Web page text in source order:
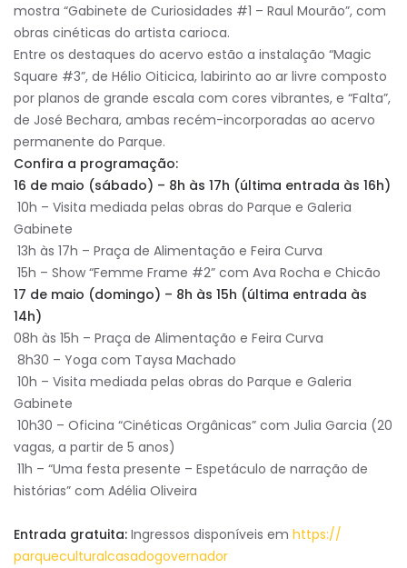
mostra “Gabinete de Curiosidades #1 – Raul Mourão”, com
obras cinéticas do artista carioca.
Entre os destaques do acervo estão a instalação “Magic
Square #3”, de Hélio Oiticica, labirinto ao ar livre composto
por planos de grande escala com cores vibrantes, e “Falta”,
de José Bechara, ambas recém-incorporadas ao acervo
permanente do Parque.
Confira a programação:
16 de maio (sábado) – 8h às 17h (última entrada às 16h)
10h – Visita mediada pelas obras do Parque e Galeria
Gabinete
13h às 17h – Praça de Alimentação e Feira Curva
15h – Show “Femme Frame #2” com Ava Rocha e Chicão
17 de maio (domingo) – 8h às 15h (última entrada às
14h)
08h às 15h – Praça de Alimentação e Feira Curva
8h30 – Yoga com Taysa Machado
10h – Visita mediada pelas obras do Parque e Galeria
Gabinete
10h30 – Oficina “Cinéticas Orgânicas” com Julia Garcia (20
vagas, a partir de 5 anos)
11h – “Uma festa presente – Espetáculo de narração de
histórias” com Adélia Oliveira
Entrada gratuita: Ingressos disponíveis em https://
parqueculturalcasadogovernador